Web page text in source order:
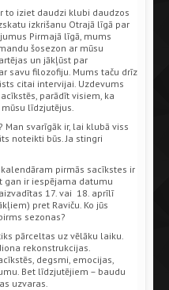
to iziet daudzi klubi daudzos
izkrišanu Otrajā līgā par
Pirmajā līgā, mums
šosezon ar mūsu
un jākļūst par
savu filozofiju. Mums taču drīz
citai intervijai. Uzdevums
parādīt visiem, ka
līdzjutējus.
svarīgāk ir, lai klubā viss
noteikti būs. Ja stingri
pirmās sacīkstes ir
gan ir iespējama datumu
17. vai 18. aprīlī
pret Raviču. Ko jūs
sezonas?
pārceltas uz vēlāku laiku.
rekonstrukcijas.
degsmi, emocijas,
Bet līdzjutējiem – baudu
uzvaras.